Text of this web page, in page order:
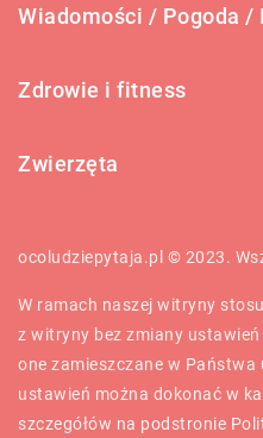
Wiadomości / Pogoda /
Zdrowie i fitness
Zwierzęta
ocoludziepytaja.pl © 2023.
W ramach naszej witryny
z witryny bez zmiany
one zamieszczane w
ustawień można dokonać w
szczegółów na podstronie